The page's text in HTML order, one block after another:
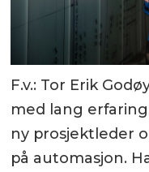
F.v.: Tor Erik
med lang
ny prosjektleder
på automasjon.